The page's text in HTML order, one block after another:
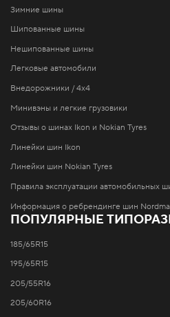
Зимние шины
Шипованные шины
Нешипованные шины
Легковые автомобили
Внедорожники / 4x4
Минивэны и легкие грузовики
Отзывы о шинах Ikon и Nokian Tyres
Линейки шин Ikon
Линейки шин Nokian Tyres
Правила эксплуатации автомобильных
Информация о ребрендинге шин
ПОПУЛЯРНЫЕ
185/65R15
195/65R15
205/55R16
205/60R16